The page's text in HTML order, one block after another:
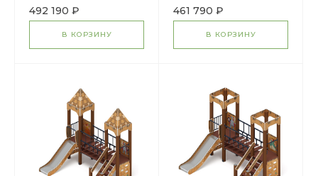
комплекс H=750
492 190 ₽
В КОРЗИНУ
комплекс H=750
461 790 ₽
В КОРЗИНУ